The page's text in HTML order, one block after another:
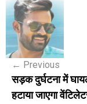
P
o
s
n
← Previous
सड़क दुर्घटना में
हटाया जाएगा